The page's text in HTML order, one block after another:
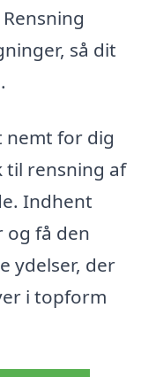
så dit
nemt for dig
rensning af
Indhent
få den
ydelser, der
i topform